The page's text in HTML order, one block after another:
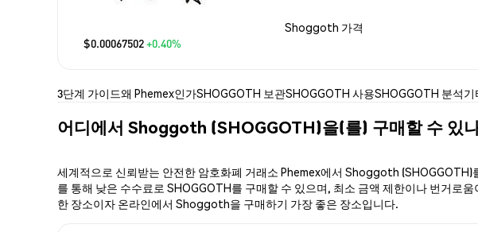
Shoggoth 가격
$0.00067502+0.40%
3단계 가이드왜 Phemex인가SHOGGOTH 보관SHOGGOTH 사용SHOGGOTH 분석기
어디에서 Shoggoth (SHOGGOTH)을(를) 구매할 수 있
세계적으로 신뢰받는 안전한 암호화폐 거래소 Phemex에서 Shoggoth
를 통해 낮은 수수료로 SHOGGOTH를 구매할 수 있으며, 최소 금액 제한이나 번거로
한 장소이자 온라인에서 Shoggoth을 구매하기 가장 좋은 장소입니다.